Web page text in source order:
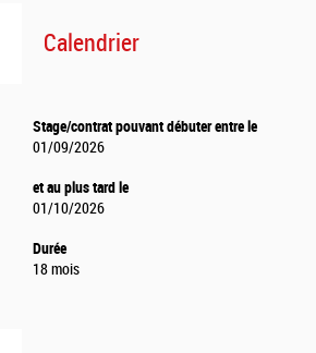
Calendrier
Stage/contrat pouvant débuter entre le
01/09/2026
et au plus tard le
01/10/2026
Durée
18 mois